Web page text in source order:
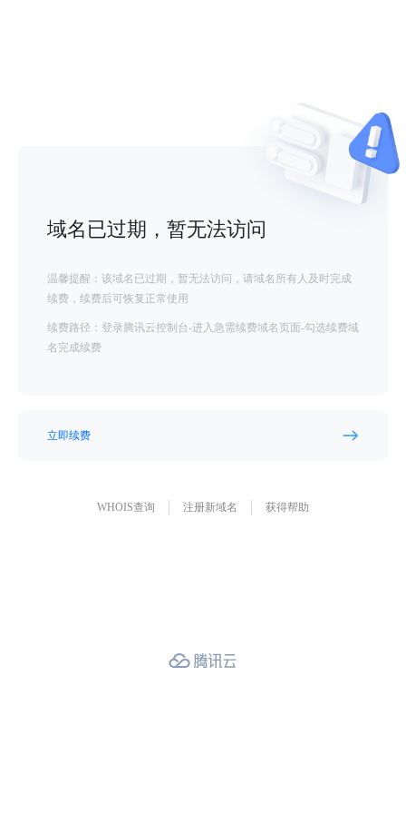
域名已过期，暂无法访问
温馨提醒：该域名已过期，暂无法访问，请域名所有人及时完成
续费，续费后可恢复正常使用
续费路径：登录腾讯云控制台-进入急需续费域名页面-勾选续费域
名完成续费
立即续费
WHOIS查询 注册新域名 获得帮助